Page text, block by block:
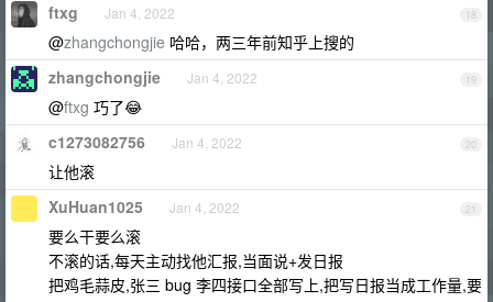
18
ftxg Jan 4, 2022
@zhangchongjie 哈哈，两三年前知乎上搜的
19
zhangchongjie Jan 4, 2022
@ftxg 巧了😂
20
c1273082756 Jan 4, 2022
让他滚
21
XuHuan1025 Jan 4, 2022
要么干要么滚
不滚的话,每天主动找他汇报,当面说+发日报
把鸡毛蒜皮,张三 bug 李四接口全部写上,把写日报当成工作量,要